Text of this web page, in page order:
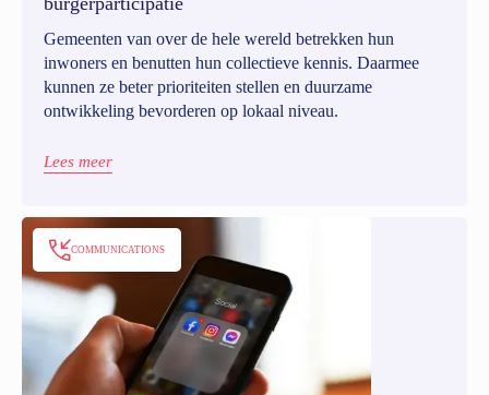
Gemeenten van over de hele wereld betrekken hun
inwoners en benutten hun collectieve kennis. Daarmee
kunnen ze beter prioriteiten stellen en duurzame
ontwikkeling bevorderen op lokaal niveau.
Lees meer
COMMUNICATIONS